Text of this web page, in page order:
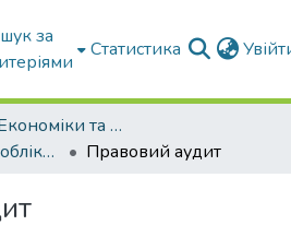
за
Статистика
Факультет Економіки та бізнесу
Кафедра Фінансів, обліку і оподаткування
Правовий аудит